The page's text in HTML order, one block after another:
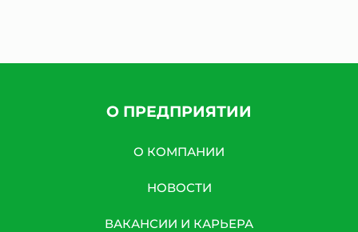
О ПРЕДПРИЯТИИ
О КОМПАНИИ
НОВОСТИ
ВАКАНСИИ И КАРЬЕРА